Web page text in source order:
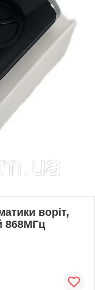
воріт,
868МГц